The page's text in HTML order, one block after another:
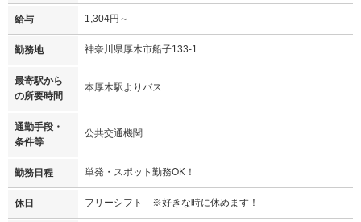
給与 1,304円～
勤務地 神奈川県厚木市船子133-1
最寄駅から
の所要時間
本厚木駅よりバス
通勤手段・
条件等
公共交通機関
勤務日程 単発・スポット勤務OK！
休日 フリーシフト ※好きな時に休めます！